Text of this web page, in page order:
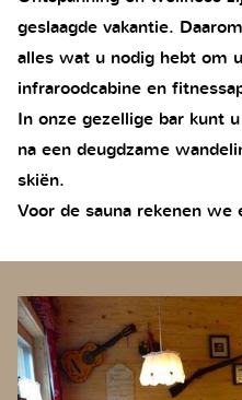
geslaagde vakantie.
alles wat u nodig hebt om
infraroodcabine en
In onze gezellige bar kunt
na een deugdzame
skiën.
Voor de sauna rekenen we